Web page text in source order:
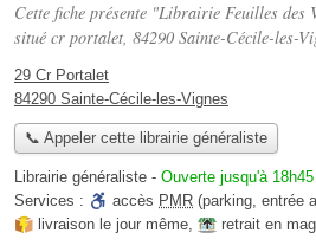
Cette fiche présente "Librairie Feuilles
situé cr portalet, 84290 Sainte-Cécile-les-
29 Cr Portalet
84290 Sainte-Cécile-les-Vignes
📞 Appeler cette librairie généraliste
Librairie généraliste - Ouverte jusqu'à 18h45
Services :
accès PMR (parking, entrée
livraison le jour même, retrait en